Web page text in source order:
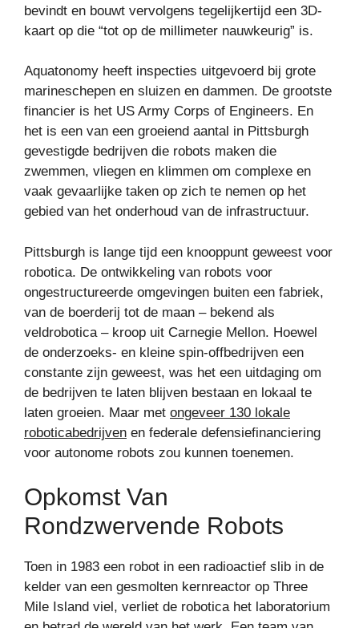
bevindt en bouwt vervolgens tegelijkertijd een 3D-
kaart op die “tot op de millimeter nauwkeurig” is.
Aquatonomy heeft inspecties uitgevoerd bij grote
marineschepen en sluizen en dammen. De grootste
financier is het US Army Corps of Engineers. En
het is een van een groeiend aantal in Pittsburgh
gevestigde bedrijven die robots maken die
zwemmen, vliegen en klimmen om complexe en
vaak gevaarlijke taken op zich te nemen op het
gebied van het onderhoud van de infrastructuur.
Pittsburgh is lange tijd een knooppunt geweest voor
robotica. De ontwikkeling van robots voor
ongestructureerde omgevingen buiten een fabriek,
van de boerderij tot de maan – bekend als
veldrobotica – kroop uit Carnegie Mellon. Hoewel
de onderzoeks- en kleine spin-offbedrijven een
constante zijn geweest, was het een uitdaging om
de bedrijven te laten blijven bestaan ​​en lokaal te
laten groeien. Maar met ongeveer 130 lokale
roboticabedrijven en federale defensiefinanciering
voor autonome robots zou kunnen toenemen.
Opkomst Van
Rondzwervende Robots
Toen in 1983 een robot in een radioactief slib in de
kelder van een gesmolten kernreactor op Three
Mile Island viel, verliet de robotica het laboratorium